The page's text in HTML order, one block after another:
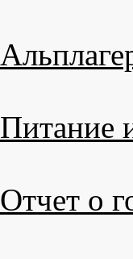
Питание
Отчет о